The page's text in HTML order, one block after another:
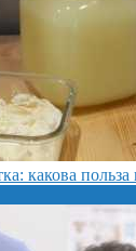
какова польза